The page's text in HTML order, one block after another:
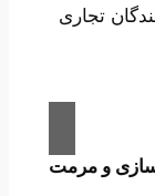
تجاری
و مرمت